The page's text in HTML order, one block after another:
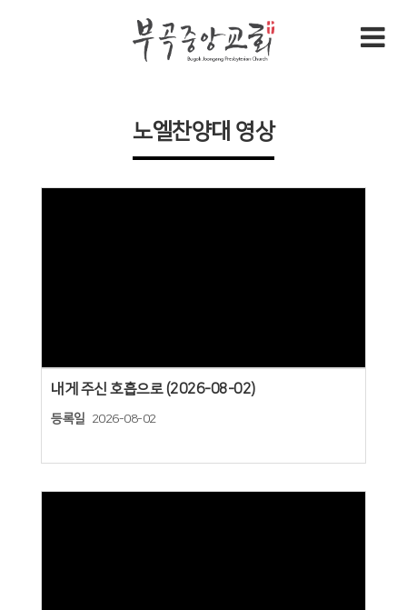
노엘찬양대 영상
내게 주신 호흡으로 (2026-08-02)
등록일 2026-08-02